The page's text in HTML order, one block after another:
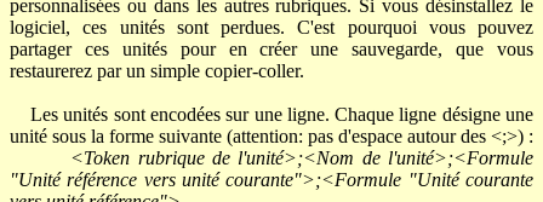
personnalisées ou dans les autres rubriques. Si vous désinstallez le
logiciel, ces unités sont perdues. C'est pourquoi vous pouvez
partager ces unités pour en créer une sauvegarde, que vous
restaurerez par un simple copier-coller.
Les unités sont encodées sur une ligne. Chaque ligne désigne une
unité sous la forme suivante (attention: pas d'espace autour des <;>) :
<Token rubrique de l'unité>;<Nom de l'unité>;<Formule
"Unité référence vers unité courante">;<Formule "Unité courante